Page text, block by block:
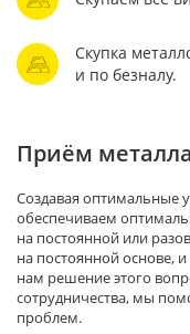
Скупка
и по безналу.
Приём
Создавая оптимальные
обеспечиваем
на постоянной или
на постоянной основе,
нам решение этого
сотрудничества, мы
проблем.